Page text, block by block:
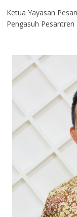
Ketua Yayasan
Pengasuh